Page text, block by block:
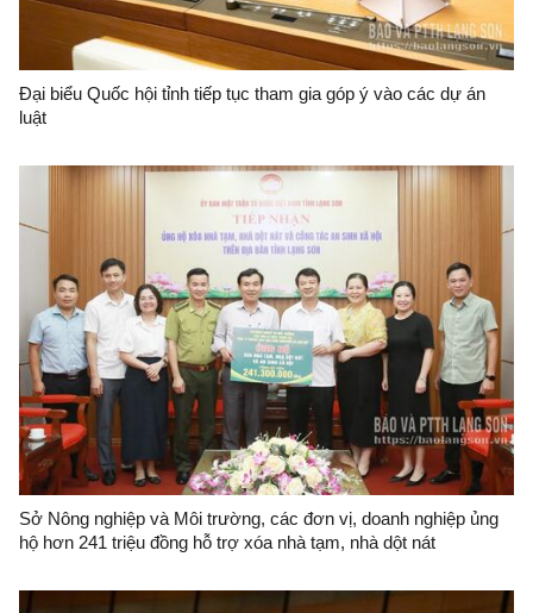
Đại biểu Quốc hội tỉnh tiếp tục tham gia góp ý vào các dự án
luật
Sở Nông nghiệp và Môi trường, các đơn vị, doanh nghiệp ủng
hộ hơn 241 triệu đồng hỗ trợ xóa nhà tạm, nhà dột nát